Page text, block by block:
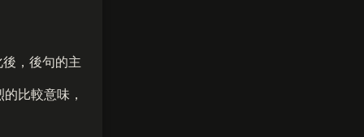
，後句的主
比較意味，